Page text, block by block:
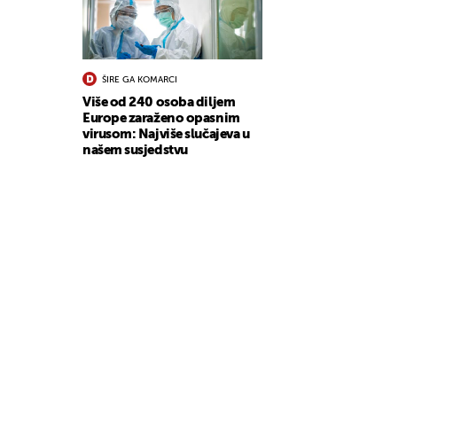
ŠIRE GA KOMARCI
Više od 240 osoba diljem
Europe zaraženo opasnim
virusom: Najviše slučajeva u
našem susjedstvu